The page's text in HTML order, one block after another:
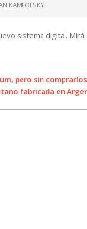
KAMLOFSKY
sistema digital.
pero sin comprarlos
fabricada en